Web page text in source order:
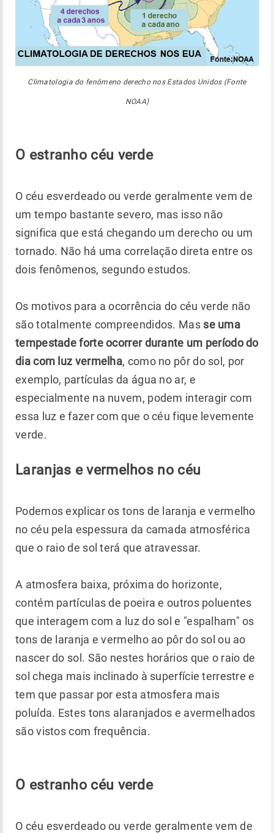
Climatologia do fenômeno derecho nos Estados Unidos (Fonte
NOAA)
O estranho céu verde
O céu esverdeado ou verde geralmente vem de
um tempo bastante severo, mas isso não
significa que está chegando um derecho ou um
tornado. Não há uma correlação direta entre os
dois fenômenos, segundo estudos.
Os motivos para a ocorrência do céu verde não
são totalmente compreendidos. Mas se uma
tempestade forte ocorrer durante um período do
dia com luz vermelha, como no pôr do sol, por
exemplo, partículas da água no ar, e
especialmente na nuvem, podem interagir com
essa luz e fazer com que o céu fique levemente
verde.
Laranjas e vermelhos no céu
Podemos explicar os tons de laranja e vermelho
no céu pela espessura da camada atmosférica
que o raio de sol terá que atravessar.
A atmosfera baixa, próxima do horizonte,
contém partículas de poeira e outros poluentes
que interagem com a luz do sol e "espalham" os
tons de laranja e vermelho ao pôr do sol ou ao
nascer do sol. São nestes horários que o raio de
sol chega mais inclinado à superfície terrestre e
tem que passar por esta atmosfera mais
poluída. Estes tons alaranjados e avermelhados
são vistos com frequência.
O estranho céu verde
O céu esverdeado ou verde geralmente vem de